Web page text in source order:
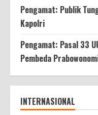
Pengamat: Publik
Kapolri
Pengamat: Pasal 33
Pembeda
INTERNASIONAL